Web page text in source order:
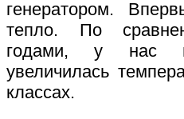
генератором.
тепло. По
годами, у нас
увеличилась
классах.